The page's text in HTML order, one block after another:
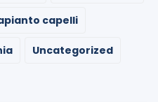
capelli
Uncategorized